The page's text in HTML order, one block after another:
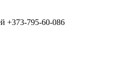
+373-795-60-086